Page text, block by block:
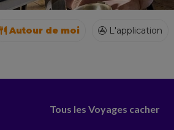
Autour de moi L'application
Tous les Voyages cacher